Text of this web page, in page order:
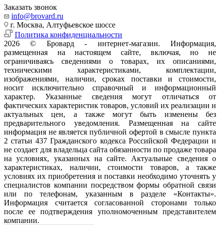
Заказать звонок
info@brovard.ru
г. Москва, Алтуфьевское шоссе
Политика конфиденциальности
2026 © Бровард - интернет-магазин. Информация,
размещенная на настоящем сайте, включая, но не
ограничиваясь сведениями о товарах, их описаниями,
техническими характеристиками, комплектации,
изображениями, наличии, сроках поставки и стоимости,
носит исключительно справочный и информационный
характер. Указанные сведения могут отличаться от
фактических характеристик товаров, условий их реализации и
актуальных цен, а также могут быть изменены без
предварительного уведомления. Размещенная на сайте
информация не является публичной офертой в смысле пункта
2 статьи 437 Гражданского кодекса Российской Федерации и
не создает для владельца сайта обязанности по продаже товара
на условиях, указанных на сайте. Актуальные сведения о
характеристиках, наличии, стоимости товаров, а также
условиях их приобретения и поставки необходимо уточнять у
специалистов компании посредством формы обратной связи
или по телефонам, указанным в разделе «Контакты».
Информация считается согласованной сторонами только
после ее подтверждения уполномоченным представителем
компании.